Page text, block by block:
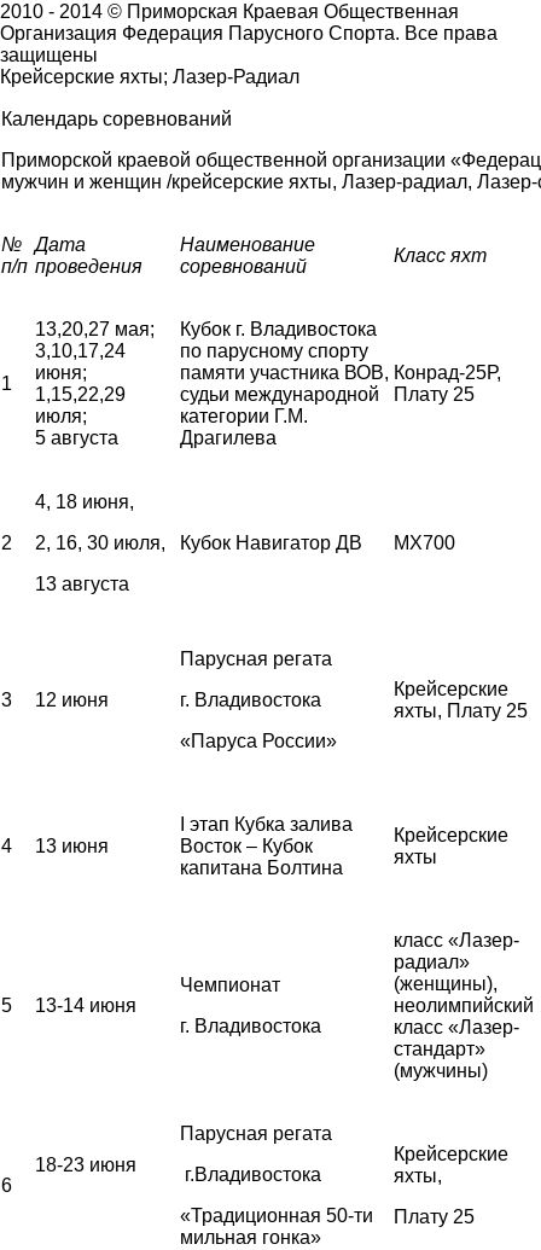
2010 - 2014 © Приморская Краевая Общественная
Организация Федерация Парусного Спорта. Все права
защищены
Крейсерские яхты; Лазер-Радиал
Календарь соревнований
Приморской краевой общественной организации
мужчин и женщин /крейсерские яхты, Лазер-радиал, Лазер-
№
п/п
Дата
проведения
Наименование
соревнований
Класс яхт
1
13,20,27 мая;
3,10,17,24
июня;
1,15,22,29
июля;
5 августа
Кубок г. Владивостока
по парусному спорту
памяти участника ВОВ,
судьи международной
категории Г.М.
Драгилева
Конрад-25Р,
Плату 25
2
4, 18 июня,
2, 16, 30 июля,
13 августа
Кубок Навигатор ДВ MX700
3 12 июня
Парусная регата
г. Владивостока
«Паруса России»
Крейсерские
яхты, Плату 25
4 13 июня
I этап Кубка залива
Восток – Кубок
капитана Болтина
Крейсерские
яхты
5 13-14 июня
Чемпионат
г. Владивостока
класс «Лазер-
радиал»
(женщины),
неолимпийский
класс «Лазер-
стандарт»
(мужчины)
6
18-23 июня
Парусная регата
г.Владивостока
«Традиционная 50-ти
мильная гонка»
Крейсерские
яхты,
Плату 25